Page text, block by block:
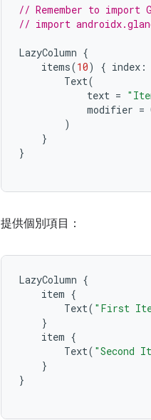
// Remember to import
// import
LazyColumn {
items(10) { index :
Text(
text =
modifier =
)
}
}
提供個別項目：
LazyColumn {
item {
Text( "First
}
item {
Text( "Second
}
}